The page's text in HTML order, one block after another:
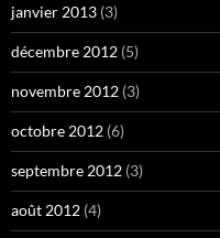
janvier 2013 (3)
décembre 2012 (5)
novembre 2012 (3)
octobre 2012 (6)
septembre 2012 (3)
août 2012 (4)